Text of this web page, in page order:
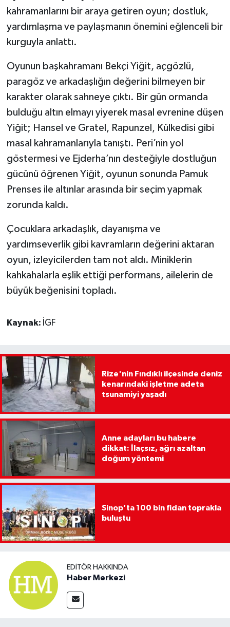
kahramanlarını bir araya getiren oyun; dostluk,
yardımlaşma ve paylaşmanın önemini eğlenceli bir
kurguyla anlattı.
Oyunun başkahramanı Bekçi Yiğit, açgözlü,
paragöz ve arkadaşlığın değerini bilmeyen bir
karakter olarak sahneye çıktı. Bir gün ormanda
bulduğu altın elmayı yiyerek masal evrenine düşen
Yiğit; Hansel ve Gratel, Rapunzel, Külkedisi gibi
masal kahramanlarıyla tanıştı. Peri’nin yol
göstermesi ve Ejderha’nın desteğiyle dostluğun
gücünü öğrenen Yiğit, oyunun sonunda Pamuk
Prenses ile altınlar arasında bir seçim yapmak
zorunda kaldı.
Çocuklara arkadaşlık, dayanışma ve
yardımseverlik gibi kavramların değerini aktaran
oyun, izleyicilerden tam not aldı. Miniklerin
kahkahalarla eşlik ettiği performans, ailelerin de
büyük beğenisini topladı.
Kaynak: İGF
Rize'nin Fındıklı ilçesinde deniz
kenarındaki işletme adeta
tsunamiyi yaşadı
Anne adayları bu habere
dikkat: İlaçsız, ağrı azaltan
doğum yöntemi
Sinop’ta 100 bin fidan toprakla
buluştu
EDITÖR HAKKINDA
Haber Merkezi